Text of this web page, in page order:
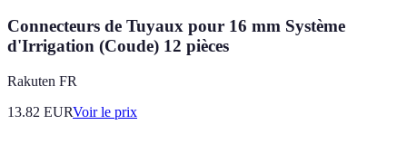
Connecteurs de Tuyaux pour 16 mm Système
d'Irrigation (Coude) 12 pièces
Rakuten FR
13.82 EURVoir le prix